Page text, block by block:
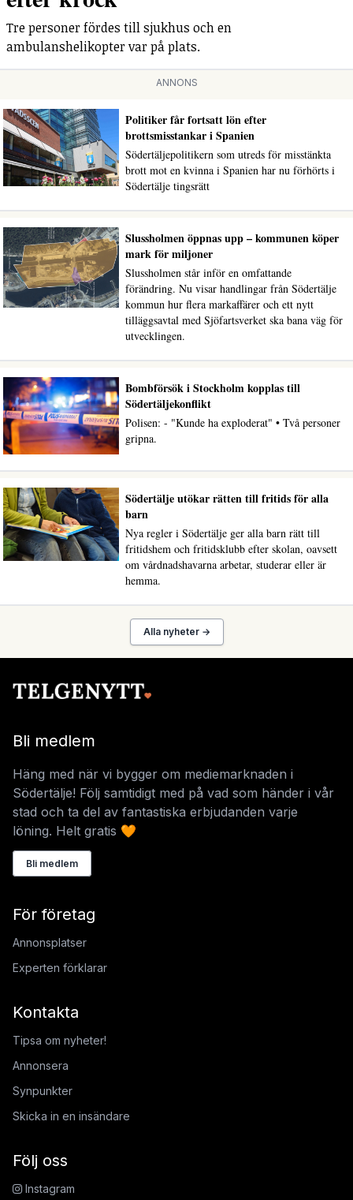
Tre personer fördes till sjukhus och en
ambulanshelikopter var på plats.
ANNONS
Politiker får fortsatt lön efter
brottsmisstankar i Spanien
Södertäljepolitikern som utreds för misstänkta
brott mot en kvinna i Spanien har nu förhörts i
Södertälje tingsrätt
Slussholmen öppnas upp – kommunen köper
mark för miljoner
Slussholmen står inför en omfattande
förändring. Nu visar handlingar från Södertälje
kommun hur flera markaffärer och ett nytt
tilläggsavtal med Sjöfartsverket ska bana väg för
utvecklingen.
Bombförsök i Stockholm kopplas till
Södertäljekonflikt
Polisen: - "Kunde ha exploderat" • Två personer
gripna.
Södertälje utökar rätten till fritids för alla
barn
Nya regler i Södertälje ger alla barn rätt till
fritidshem och fritidsklubb efter skolan, oavsett
om vårdnadshavarna arbetar, studerar eller är
hemma.
Alla nyheter →
Bli medlem
Häng med när vi bygger om mediemarknaden i
Södertälje! Följ samtidigt med på vad som händer i vår
stad och ta del av fantastiska erbjudanden varje
löning. Helt gratis 🧡
Bli medlem
För företag
Annonsplatser
Experten förklarar
Kontakta
Tipsa om nyheter!
Annonsera
Synpunkter
Skicka in en insändare
Följ oss
Instagram